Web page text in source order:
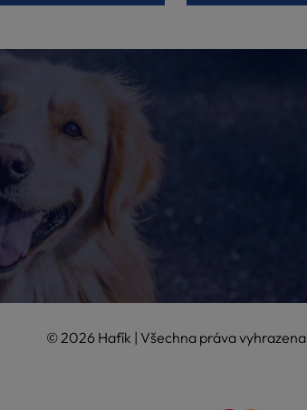
© 2026 Hafík | Všechna práva vyhrazena